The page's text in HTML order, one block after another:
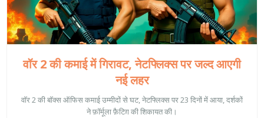
वॉर 2 की कमाई में गिरावट, नेटफ्लिक्स पर जल्द आएगी
नई लहर
वॉर 2 की बॉक्स ऑफिस कमाई उम्मीदों से घट, नेटफ्लिक्स पर 23 दिनों में आया, दर्शकों
ने फ़ॉर्मूला फ़ैटिग़ की शिकायत की।